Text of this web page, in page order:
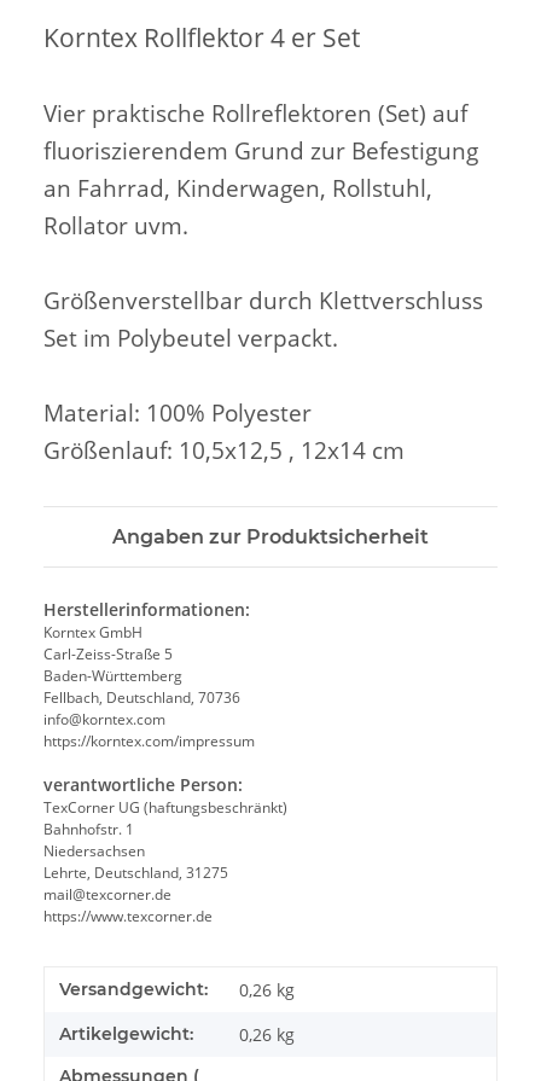
Korntex Rollflektor 4 er Set
Vier praktische Rollreflektoren (Set) auf
fluoriszierendem Grund zur Befestigung
an Fahrrad, Kinderwagen, Rollstuhl,
Rollator uvm.
Größenverstellbar durch Klettverschluss
Set im Polybeutel verpackt.
Material: 100% Polyester
Größenlauf: 10,5x12,5 , 12x14 cm
Angaben zur Produktsicherheit
Herstellerinformationen:
Korntex GmbH
Carl-Zeiss-Straße 5
Baden-Württemberg
Fellbach, Deutschland, 70736
info@korntex.com
https://korntex.com/impressum
verantwortliche Person:
TexCorner UG (haftungsbeschränkt)
Bahnhofstr. 1
Niedersachsen
Lehrte, Deutschland, 31275
mail@texcorner.de
https://www.texcorner.de
Versandgewicht: 0,26 kg
Artikelgewicht: 0,26 kg
Abmessungen (